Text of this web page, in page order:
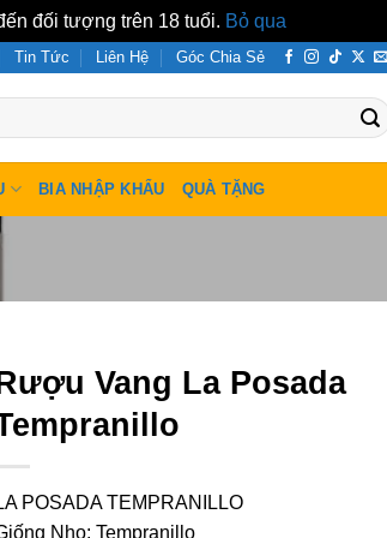
đối tượng trên 18 tuổi. Bỏ qua
Tin Tức Liên Hệ Góc Chia Sẻ
BIA NHẬP KHẨU QUÀ TẶNG
Vang La Posada
POSADA TEMPRANILLO
Nho: Tempranillo